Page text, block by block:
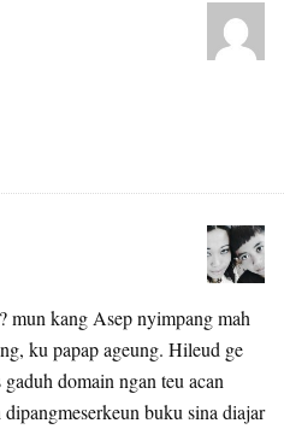
mun kang Asep nyimpang mah
ku papap ageung. Hileud ge
domain ngan teu acan
buku sina diajar